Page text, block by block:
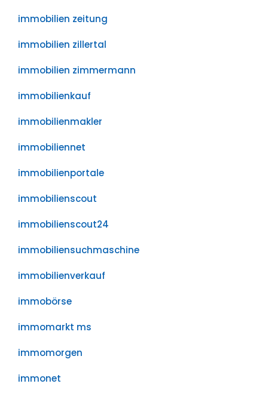
immobilien zeitung
immobilien zillertal
immobilien zimmermann
immobilienkauf
immobilienmakler
immobiliennet
immobilienportale
immobilienscout
immobilienscout24
immobiliensuchmaschine
immobilienverkauf
immobörse
immomarkt ms
immomorgen
immonet